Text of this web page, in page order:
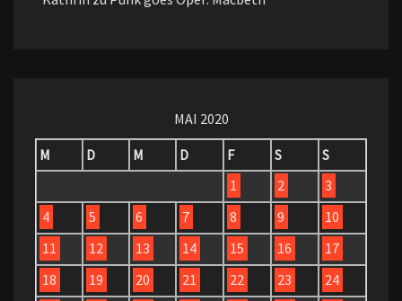
MAI 2020
M
D M D F S
S
1
2
3
4
5 6 7 8 9
10
11
12 13 14 15 16
17
18
19 20 21 22 23
24